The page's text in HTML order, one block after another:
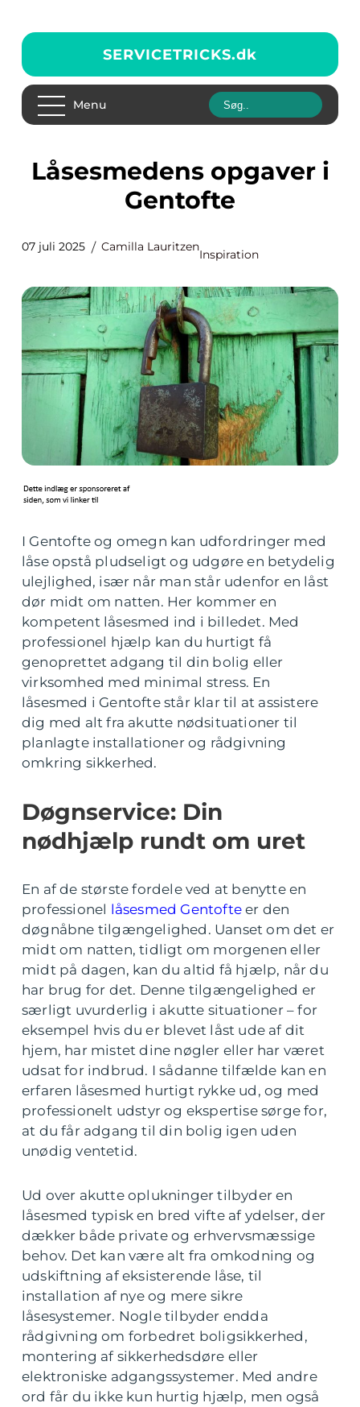
SERVICETRICKS.dk
Menu
Låsesmedens opgaver i
Gentofte
07 juli 2025 Camilla Lauritzen
Inspiration
I Gentofte og omegn kan udfordringer med
låse opstå pludseligt og udgøre en betydelig
ulejlighed, især når man står udenfor en låst
dør midt om natten. Her kommer en
kompetent låsesmed ind i billedet. Med
professionel hjælp kan du hurtigt få
genoprettet adgang til din bolig eller
virksomhed med minimal stress. En
låsesmed i Gentofte står klar til at assistere
dig med alt fra akutte nødsituationer til
planlagte installationer og rådgivning
omkring sikkerhed.
Døgnservice: Din
nødhjælp rundt om uret
En af de største fordele ved at benytte en
professionel låsesmed Gentofte er den
døgnåbne tilgængelighed. Uanset om det er
midt om natten, tidligt om morgenen eller
midt på dagen, kan du altid få hjælp, når du
har brug for det. Denne tilgængelighed er
særligt uvurderlig i akutte situationer – for
eksempel hvis du er blevet låst ude af dit
hjem, har mistet dine nøgler eller har været
udsat for indbrud. I sådanne tilfælde kan en
erfaren låsesmed hurtigt rykke ud, og med
professionelt udstyr og ekspertise sørge for,
at du får adgang til din bolig igen uden
unødig ventetid.
Ud over akutte oplukninger tilbyder en
låsesmed typisk en bred vifte af ydelser, der
dækker både private og erhvervsmæssige
behov. Det kan være alt fra omkodning og
udskiftning af eksisterende låse, til
installation af nye og mere sikre
låsesystemer. Nogle tilbyder endda
rådgivning om forbedret boligsikkerhed,
montering af sikkerhedsdøre eller
elektroniske adgangssystemer. Med andre
ord får du ikke kun hurtig hjælp, men også